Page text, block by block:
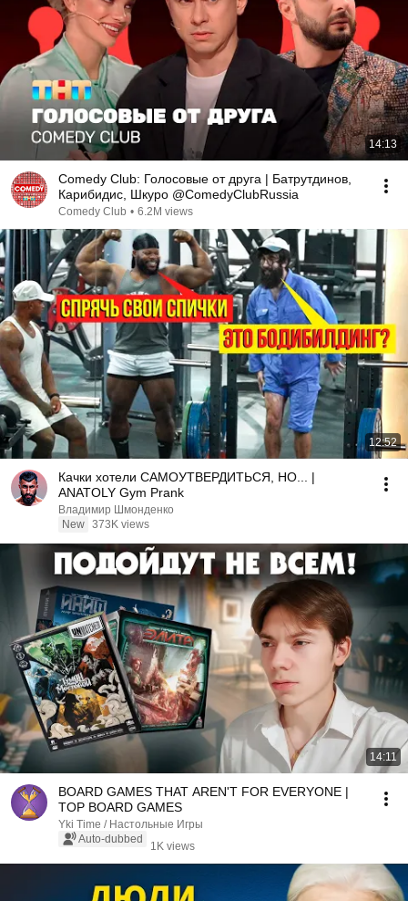
14:13
Comedy Club: Голосовые от друга | Батрутдинов,
Карибидис, Шкуро @ComedyClubRussia
Comedy Club • 6.2M views
12:52
Качки хотели САМОУТВЕРДИТЬСЯ, НО... |
ANATOLY Gym Prank
Владимир Шмонденко
New 373K views
14:11
BOARD GAMES THAT AREN'T FOR EVERYONE |
TOP BOARD GAMES
Yki Time / Настольные Игры
Auto-dubbed
1K views